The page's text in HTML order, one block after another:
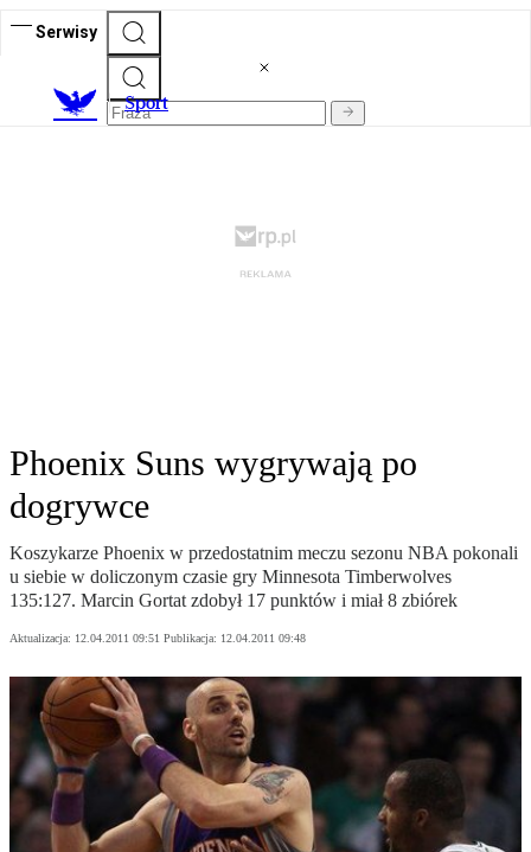
Serwisy
Sport
Phoenix Suns wygrywają po
dogrywce
Koszykarze Phoenix w przedostatnim meczu sezonu NBA pokonali
u siebie w doliczonym czasie gry Minnesota Timberwolves
135:127. Marcin Gortat zdobył 17 punktów i miał 8 zbiórek
Aktualizacja: 12.04.2011 09:51 Publikacja: 12.04.2011 09:48